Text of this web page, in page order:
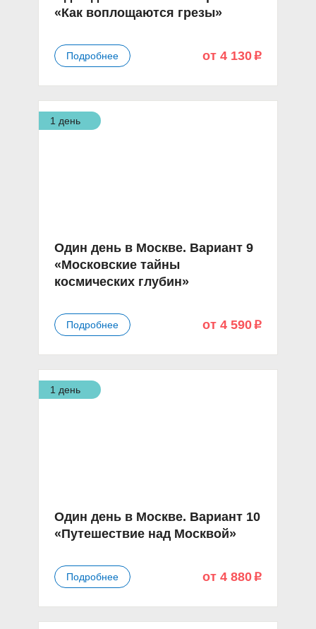
«Как воплощаются грезы»
Подробнее от 4 130 p
1 день
Один день в Москве. Вариант 9
«Московские тайны
космических глубин»
Подробнее от 4 590 p
1 день
Один день в Москве. Вариант 10
«Путешествие над Москвой»
Подробнее от 4 880 p